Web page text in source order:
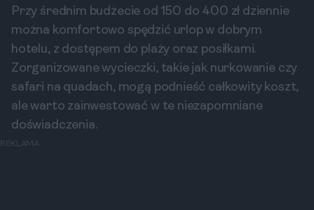
Przy średnim budżecie od 150 do 400 zł dziennie
można komfortowo spędzić urlop w dobrym
hotelu, z dostępem do plaży oraz posiłkami.
Zorganizowane wycieczki, takie jak nurkowanie czy
safari na quadach, mogą podnieść całkowity koszt,
ale warto zainwestować w te niezapomniane
doświadczenia.
REKLAMA